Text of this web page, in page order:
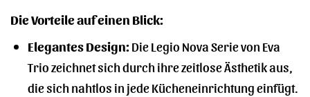
Die Vorteile auf einen Blick:
Elegantes Design:Die Legio Nova Serie von Eva
Trio zeichnet sich durch ihre zeitlose Ästhetik aus,
die sich nahtlos in jede Kücheneinrichtung einfügt.